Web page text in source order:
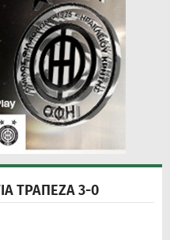
ΤΡΑΠΕΖΑ 3-0